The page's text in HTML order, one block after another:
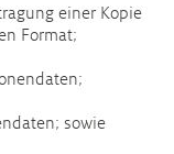
einer Kopie
Format;
sowie